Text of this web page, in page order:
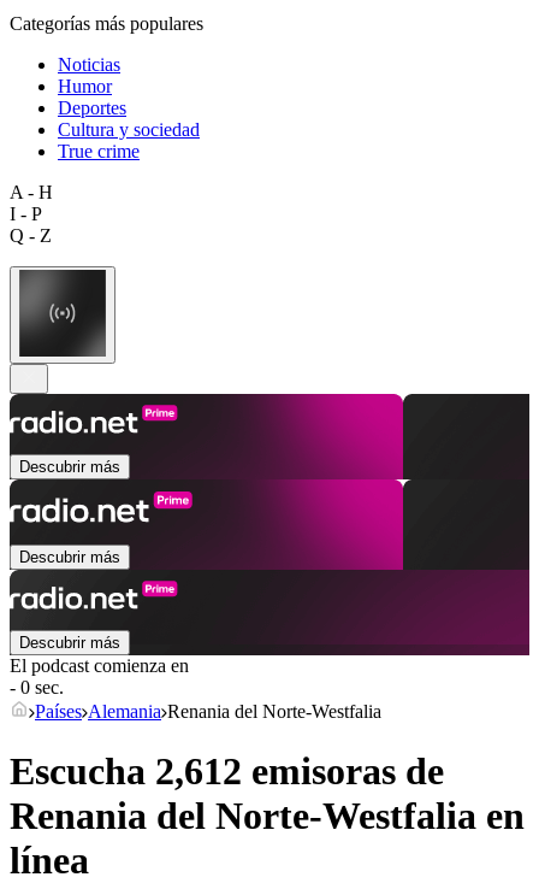
Categorías más populares
Noticias
Humor
Deportes
Cultura y sociedad
True crime
A - H
I - P
Q - Z
Descubrir más
Descubrir más
Descubrir más
El podcast comienza en
- 0 sec.
Países Alemania Renania del Norte-Westfalia
Escucha 2,612 emisoras de
Renania del Norte-Westfalia en
línea